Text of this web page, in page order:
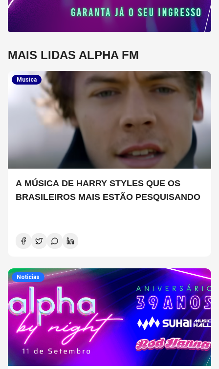
MAIS LIDAS ALPHA FM
Musica
A MÚSICA DE HARRY STYLES QUE OS
BRASILEIROS MAIS ESTÃO PESQUISANDO
Noticias